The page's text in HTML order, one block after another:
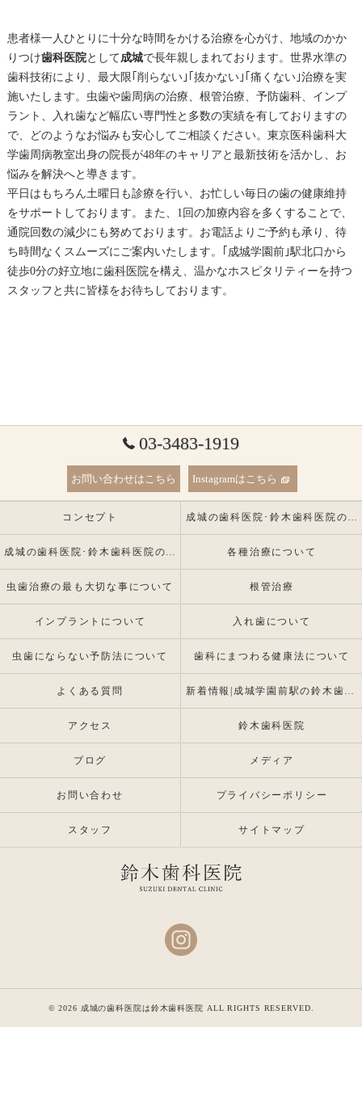
患者様一人ひとりに十分な時間をかける治療を心がけ、地域のかか
りつけ歯科医院として成城で長年親しまれております。世界水準の
歯科技術により、最大限｢削らない｣｢抜かない｣｢痛くない｣治療を実
施いたします。虫歯や歯周病の治療、根管治療、予防歯科、インプ
ラント、入れ歯など幅広い専門性と多数の実績を有しておりますの
で、どのようなお悩みも安心してご相談ください。東京医科歯科大
学歯周病教室出身の院長が48年のキャリアと最新技術を活かし、お
悩みを解決へと導きます。
平日はもちろん土曜日も診療を行い、お忙しい毎日の歯の健康維持
をサポートしております。また、1回の加療内容を多くすることで、
通院回数の減少にも努めております。お電話よりご予約も承り、待
ち時間なくスムーズにご案内いたします。｢ 成城学園前｣駅北口から
徒歩0分の好立地に歯科医院を構え、温かなホスピタリティーを持つ
スタッフと共に皆様をお待ちしております。
03-3483-1919
お問い合わせはこちら Instagramはこちら
コンセプト 成城の歯科医院･鈴木歯科医院の口コミ情報
成城の歯科医院･鈴木歯科医院の患者様の声 各種治療について
虫歯治療の最も大切な事について 根管治療
インプラントについて 入れ歯について
虫歯にならない予防法について 歯科にまつわる健康法について
よくある質問 新着情報|成城学園前駅の鈴木歯科医院 |インプラント・入れ歯専門
アクセス 鈴木歯科医院
ブログ メディア
お問い合わせ プライバシーポリシー
スタッフ サイトマップ
© 2026 成城の歯科医院は鈴木歯科医院 ALL RIGHTS RESERVED.